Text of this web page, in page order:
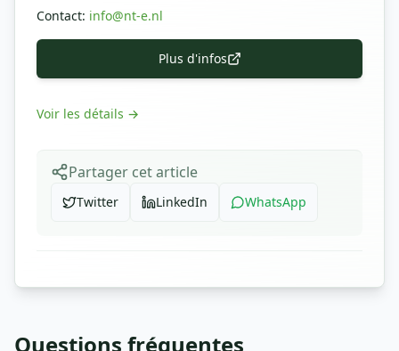
Contact: info@nt-e.nl
Plus d'infos
Voir les détails →
Partager cet article
Twitter LinkedIn WhatsApp
Questions fréquentes